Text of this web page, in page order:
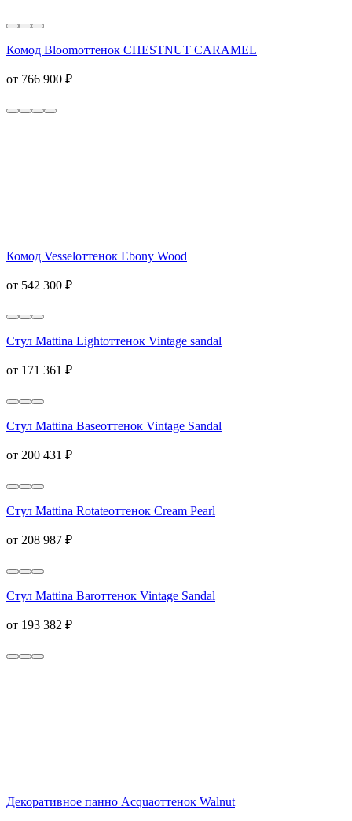
Комод Bloomоттенок CHESTNUT CARAMEL
от 766 900 ₽
Комод Vesselоттенок Ebony Wood
от 542 300 ₽
Стул Mattina Lightоттенок Vintage sandal
от 171 361 ₽
Стул Mattina Baseоттенок Vintage Sandal
от 200 431 ₽
Стул Mattina Rotateоттенок Cream Pearl
от 208 987 ₽
Стул Mattina Barоттенок Vintage Sandal
от 193 382 ₽
Декоративное панно Acquaоттенок Walnut